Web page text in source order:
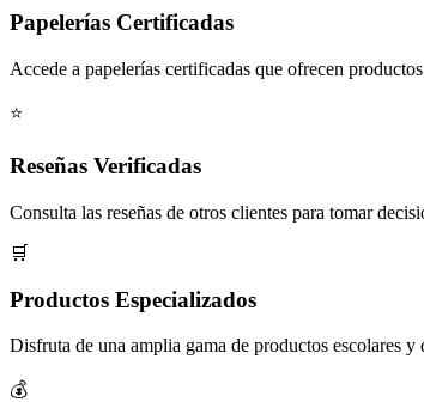
Papelerías Certificadas
Accede a papelerías certificadas que ofrecen
⭐
Reseñas Verificadas
Consulta las reseñas de otros clientes para tomar
🛒
Productos Especializados
Disfruta de una amplia gama de productos escolares
💰